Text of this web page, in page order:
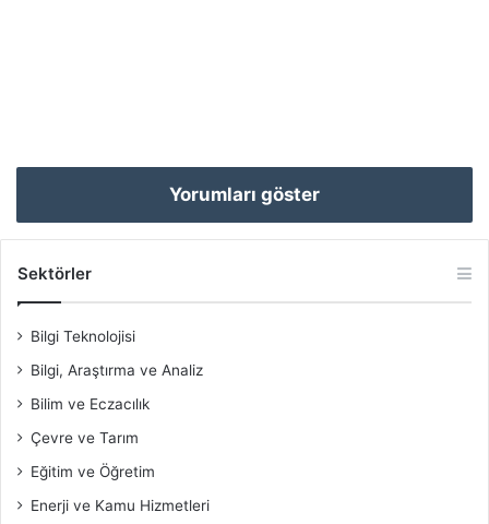
Yorumları göster
Sektörler
Bilgi Teknolojisi
Bilgi, Araştırma ve Analiz
Bilim ve Eczacılık
Çevre ve Tarım
Eğitim ve Öğretim
Enerji ve Kamu Hizmetleri